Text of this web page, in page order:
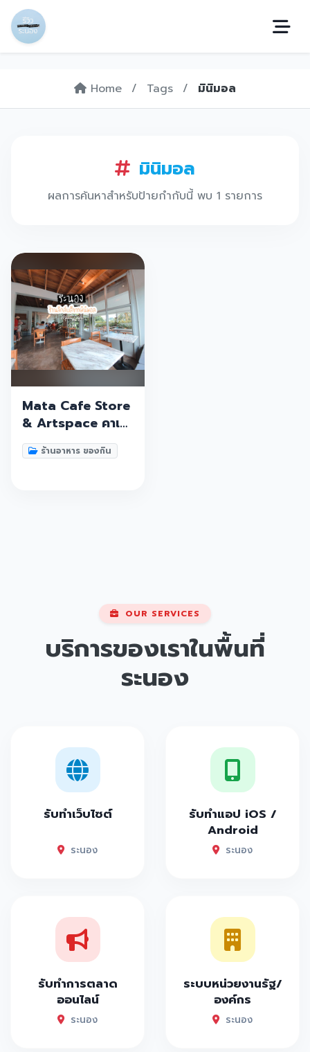
Home / Tags / มินิมอล
มินิมอล
ผลการค้นหาสำหรับป้ายกำกับนี้ พบ 1 รายการ
Mata Cafe Store
& Artspace คาเฟ่
ระนอง บอกเลยว่า
เด็ดด ร้านลึกลับ
ร้านอาหาร ของกิน
OUR SERVICES
บริการของเราในพื้นที่
ระนอง
รับทำเว็บไซต์
ระนอง
รับทำแอป iOS /
Android
ระนอง
รับทำการตลาด
ออนไลน์
ระนอง
ระบบหน่วยงานรัฐ/
องค์กร
ระนอง